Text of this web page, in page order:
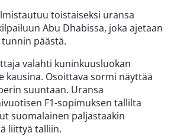
toistaiseksi uransa
Abu Dhabissa, joka ajetaan
päästä.
valahti kuninkuusluokan
kausina. Osoittava sormi näyttää
suuntaan. Uransa
F1-sopimuksen tallilta
suomalainen paljastaakin
liittyä talliin.